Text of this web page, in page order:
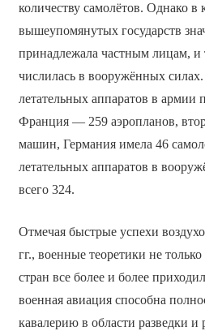
количеству самолётов. Однако в
вышеупомянутых государств
принадлежала частным лицам, и
числилась в вооружённых
летательных аппаратов в армии
Франция — 259 аэропланов,
машин, Германия имела 46
летательных аппаратов в
всего 324.
Отмечая быстрые успехи
гг., военные теоретики не
стран все более и более
военная авиация способна
кавалерию в области разведки и